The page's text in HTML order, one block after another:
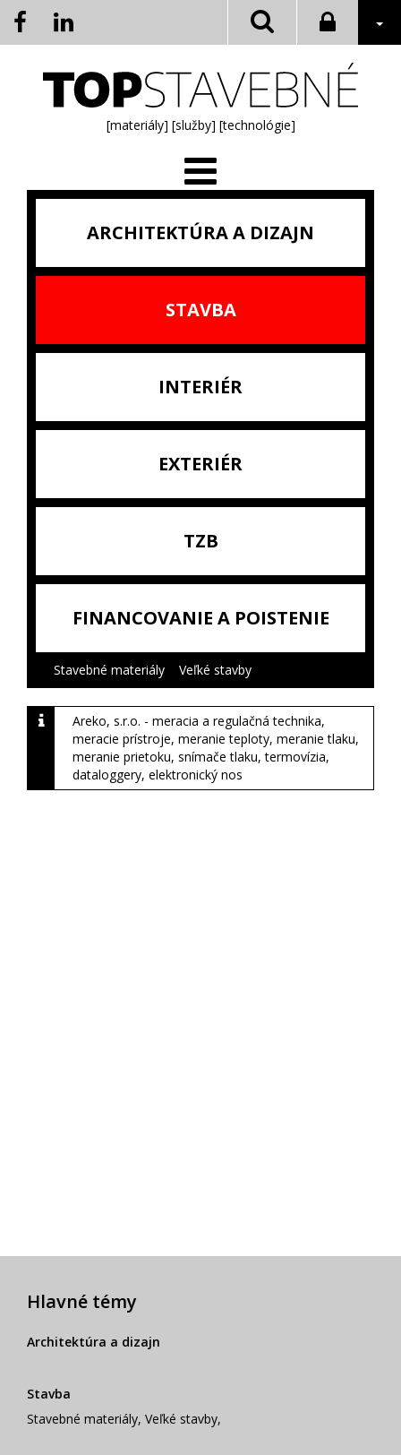
[materiály] [služby] [technológie]
ARCHITEKTÚRA A DIZAJN
STAVBA
INTERIÉR
EXTERIÉR
TZB
FINANCOVANIE A POISTENIE
Stavebné materiály Veľké stavby
Areko, s.r.o. - meracia a regulačná technika,
meracie prístroje, meranie teploty, meranie tlaku,
meranie prietoku, snímače tlaku, termovízia,
dataloggery, elektronický nos
Hlavné témy
Architektúra a dizajn
Stavba
Stavebné materiály, Veľké stavby,